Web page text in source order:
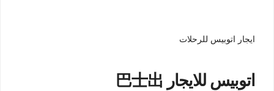
ايجار اتوبيس للرحلات
اتوبيس للايجار 巴士出